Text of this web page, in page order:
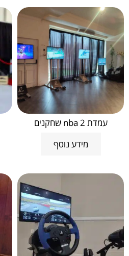
עמדת nba 2 שחקנים
מידע נוסף